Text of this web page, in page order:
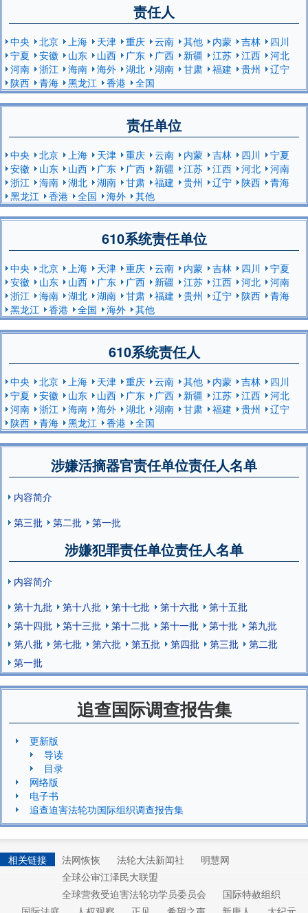
责任人
中央 北京 上海 天津 重庆 云南 其他 内蒙 吉林
四川
宁夏
安徽 山东 山西 广东 广西 新疆 江苏 江西
河北
河南
浙江 海南 海外 湖北 湖南 甘肃 福建 贵州
辽宁
陕西
青海 黑龙江 香港 全国
责任单位
中央 北京 上海 天津 重庆 云南 内蒙 吉林 四川
宁夏
安徽
山东 山西 广东 广西 新疆 江苏 江西 河北
河南
浙江
海南 湖北 湖南 甘肃 福建 贵州 辽宁 陕西
青海
黑龙江
香港 全国 海外 其他
610系统责任单位
中央 北京 上海 天津 重庆 云南 内蒙 吉林 四川
宁夏
安徽
山东 山西 广东 广西 新疆 江苏 江西 河北
河南
浙江
海南 湖北 湖南 甘肃 福建 贵州 辽宁 陕西
青海
黑龙江
香港 全国 海外 其他
610系统责任人
中央 北京 上海 天津 重庆 云南 其他 内蒙 吉林
四川
宁夏
安徽 山东 山西 广东 广西 新疆 江苏 江西
河北
河南
浙江 海南 海外 湖北 湖南 甘肃 福建 贵州
辽宁
陕西
青海 黑龙江 香港 全国
涉嫌活摘器官责任单位责任人名单
内容简介
第三批
第二批 第一批
涉嫌犯罪责任单位责任人名单
内容简介
第十九批
第十八批 第十七批 第十六批
第十五批
第十四批
第十三批 第十二批 第十一批 第十批
第九批
第八批
第七批 第六批 第五批 第四批 第三批
第二批
第一批
追查国际调查报告集
更新版
导读
目录
网络版
电子书
追查迫害法轮功国际组织调查报告集
相关链接 法网恢恢 法轮大法新闻社
明慧网
全球公审江泽民大联盟
全球营救受迫害法轮功学员委员会
国际特赦组织